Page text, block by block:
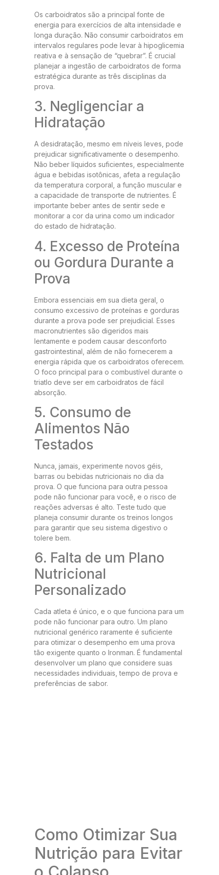
Os carboidratos são a principal fonte de
energia para exercícios de alta intensidade e
longa duração. Não consumir carboidratos em
intervalos regulares pode levar à hipoglicemia
reativa e à sensação de “quebrar”. É crucial
planejar a ingestão de carboidratos de forma
estratégica durante as três disciplinas da
prova.
3. Negligenciar a
Hidratação
A desidratação, mesmo em níveis leves, pode
prejudicar significativamente o desempenho.
Não beber líquidos suficientes, especialmente
água e bebidas isotônicas, afeta a regulação
da temperatura corporal, a função muscular e
a capacidade de transporte de nutrientes. É
importante beber antes de sentir sede e
monitorar a cor da urina como um indicador
do estado de hidratação.
4. Excesso de Proteína
ou Gordura Durante a
Prova
Embora essenciais em sua dieta geral, o
consumo excessivo de proteínas e gorduras
durante a prova pode ser prejudicial. Esses
macronutrientes são digeridos mais
lentamente e podem causar desconforto
gastrointestinal, além de não fornecerem a
energia rápida que os carboidratos oferecem.
O foco principal para o combustível durante o
triatlo deve ser em carboidratos de fácil
absorção.
5. Consumo de
Alimentos Não
Testados
Nunca, jamais, experimente novos géis,
barras ou bebidas nutricionais no dia da
prova. O que funciona para outra pessoa
pode não funcionar para você, e o risco de
reações adversas é alto. Teste tudo que
planeja consumir durante os treinos longos
para garantir que seu sistema digestivo o
tolere bem.
6. Falta de um Plano
Nutricional
Personalizado
Cada atleta é único, e o que funciona para um
pode não funcionar para outro. Um plano
nutricional genérico raramente é suficiente
para otimizar o desempenho em uma prova
tão exigente quanto o Ironman. É fundamental
desenvolver um plano que considere suas
necessidades individuais, tempo de prova e
preferências de sabor.
Como Otimizar Sua
Nutrição para Evitar